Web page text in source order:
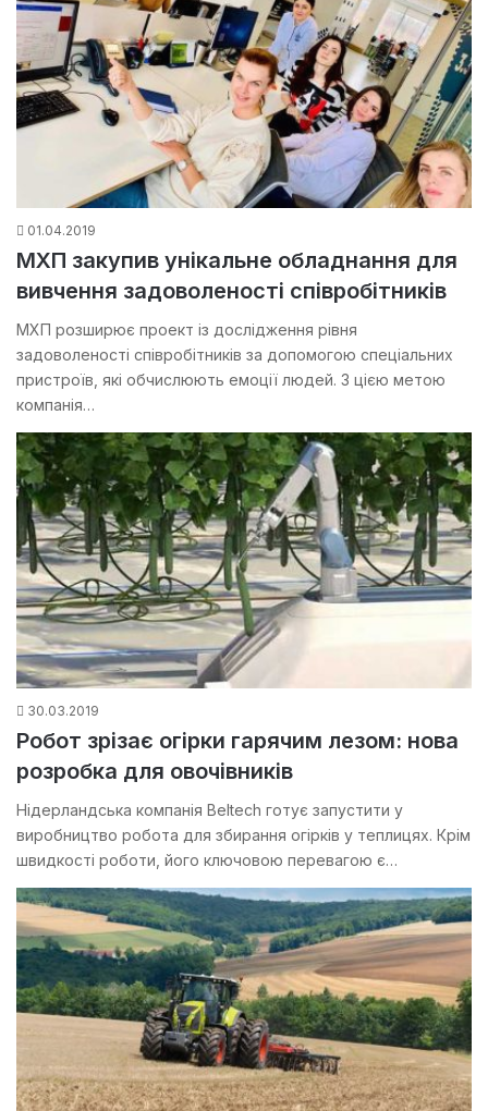
01.04.2019
МХП закупив унікальне обладнання для
вивчення задоволеності співробітників
МХП розширює проект із дослідження рівня
задоволеності співробітників за допомогою спеціальних
пристроїв, які обчислюють емоції людей. З цією метою
компанія…
30.03.2019
Робот зрізає огірки гарячим лезом: нова
розробка для овочівників
Нідерландська компанія Beltech готує запустити у
виробництво робота для збирання огірків у теплицях. Крім
швидкості роботи, його ключовою перевагою є…